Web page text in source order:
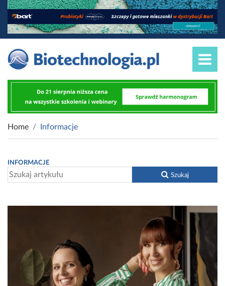
Home Informacje
INFORMACJE
Szukaj